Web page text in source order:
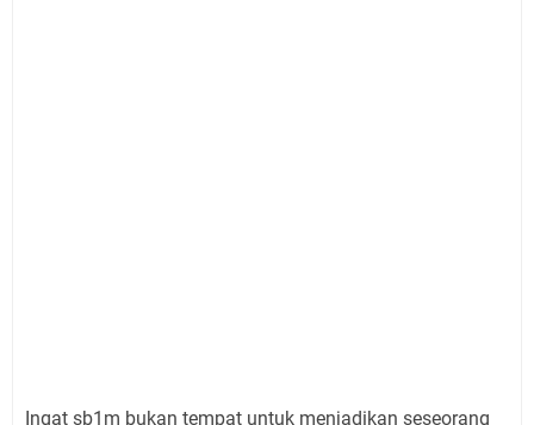
Ingat sb1m bukan tempat untuk menjadikan seseorang